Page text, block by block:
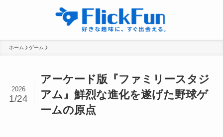
ホーム ゲーム
アーケード版『ファミリースタジ
アム』鮮烈な進化を遂げた野球ゲ
ームの原点
2026
1/24